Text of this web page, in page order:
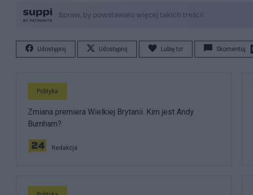
Udostępnij Udostępnij Lubię to! Skomentuj
Polityka
Zmiana premiera Wielkiej Brytanii. Kim jest Andy
Burnham?
Redakcja